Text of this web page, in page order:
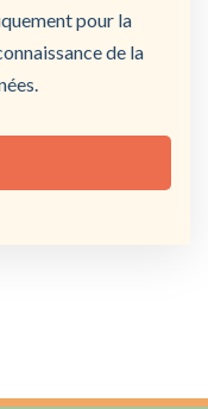
pour la
de la